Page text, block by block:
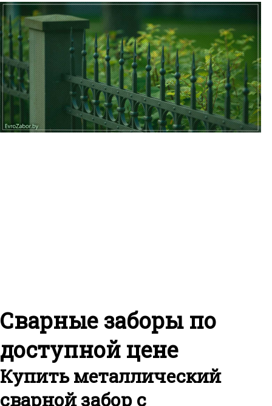
Сварные заборы по
доступной цене
Купить металлический
сварной забор с